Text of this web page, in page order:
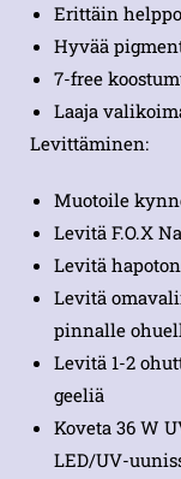
Erittäin
Hyvää
7-free
Laaja
Levittäminen:
Muotoile
Levitä F.O.X
Levitä
Levitä
pinnalle
Levitä 1-2
geeliä
Koveta 36 W
LED/UV-